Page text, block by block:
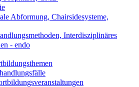
Abformung, Chairsidesysteme,
Interdisziplinäres
- endo